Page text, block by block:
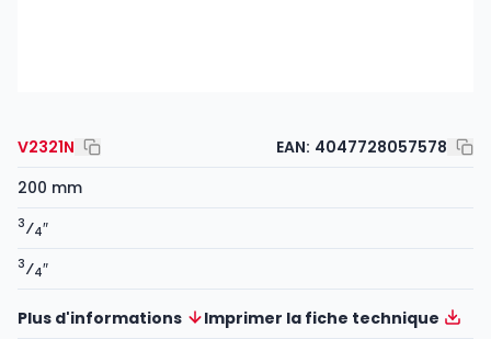
V2321N EAN: 4047728057578
200 mm
3⁄4″
3⁄4″
Plus d'informations Imprimer la fiche technique